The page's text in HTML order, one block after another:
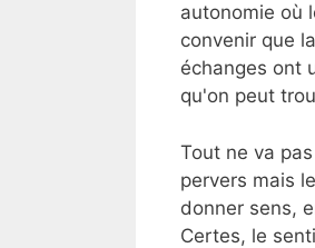
autonomie où
convenir que
échanges ont
qu'on peut
Tout ne va
pervers mais
donner sens,
Certes, le